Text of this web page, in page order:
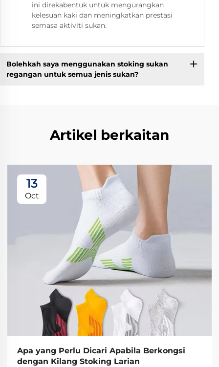
ini direkabentuk untuk mengurangkan
kelesuan kaki dan meningkatkan prestasi
semasa aktiviti sukan.
Bolehkah saya menggunakan stoking sukan
regangan untuk semua jenis sukan?
Artikel berkaitan
13
Oct
Apa yang Perlu Dicari Apabila Berkongsi
dengan Kilang Stoking Larian